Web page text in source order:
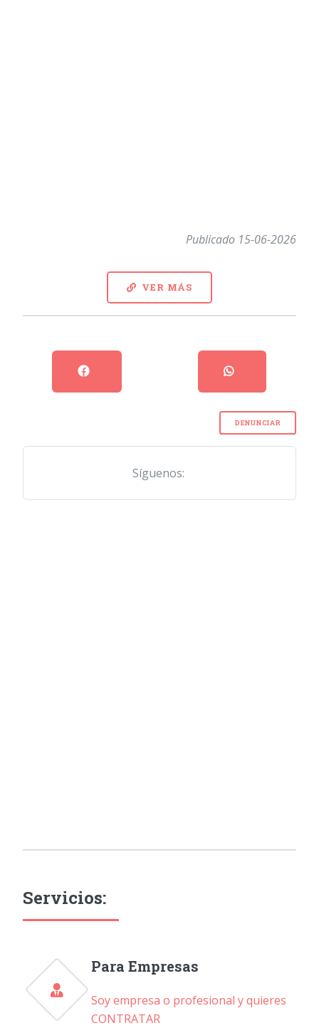
Publicado 15-06-2026
VER MÁS
DENUNCIAR
Síguenos:
Servicios:
Para Empresas
Soy empresa o profesional y quieres
CONTRATAR